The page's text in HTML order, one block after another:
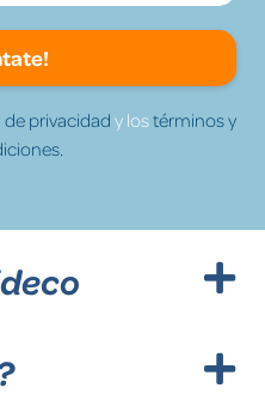
privacidad y lostérminos y